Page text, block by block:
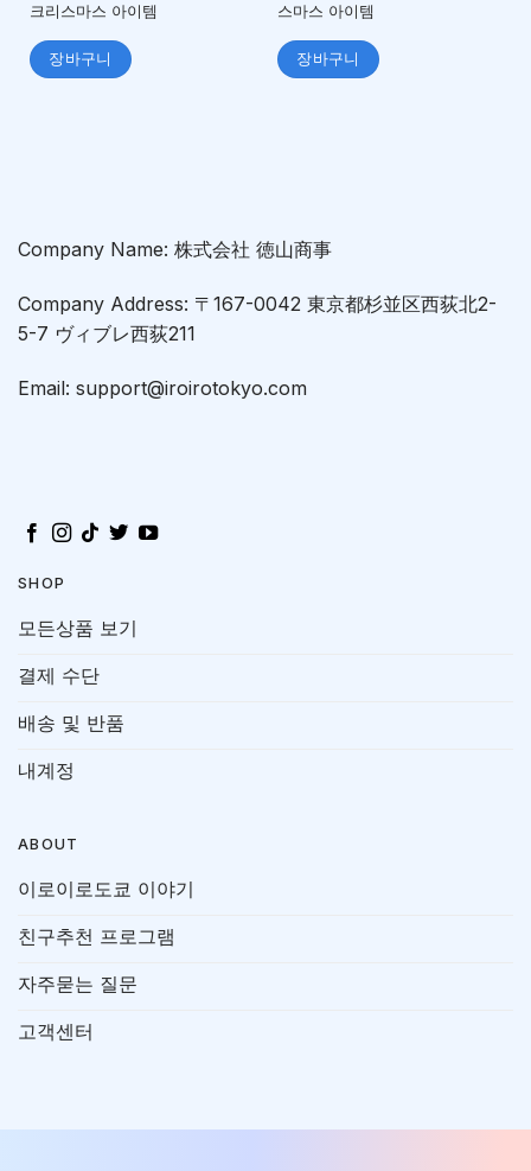
크리스마스 아이템
장바구니
스마스 아이템
장바구니
Company Name: 株式会社 徳山商事
Company Address: 〒167-0042 東京都杉並区西荻北2-
5-7 ヴィブレ西荻211
Email: support@iroirotokyo.com
SHOP
모든상품 보기
결제 수단
배송 및 반품
내계정
ABOUT
이로이로도쿄 이야기
친구추천 프로그램
자주묻는 질문
고객센터